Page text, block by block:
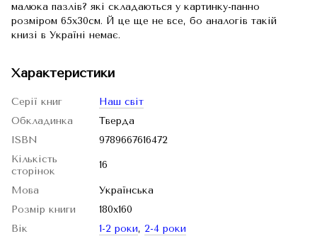
малюка пазлів? які складаються у картинку-панно
розміром 65х30см. Й це ще не все, бо аналогів такій
книзі в Україні немає.
Характеристики
Серії книг
Наш світ
Обкладинка
Тверда
ISBN
9789667616472
Кількість
сторінок
16
Мова
Українська
Розмір книги
180х160
Вік
1-2 роки, 2-4 роки